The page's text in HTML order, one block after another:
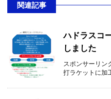
関連記事
ハドラスコ
しました
スポンサーリン
打ラケットに加